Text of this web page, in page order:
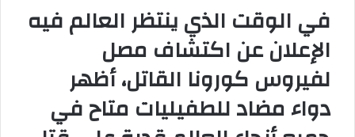
ر
ن
ا
في الوقت الذي ينتظر العالم فيه
الإعلان عن اكتشاف مصل
لفيروس كورونا القاتل، أظهر
دواء مضاد للطفيليات متاح في